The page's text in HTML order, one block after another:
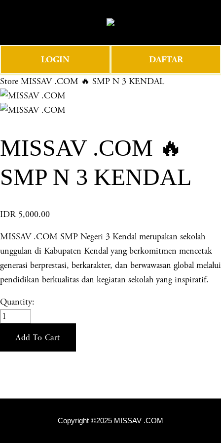
e
e
n
u
LOGIN DAFTAR
Store MISSAV .COM 🔥 SMP N 3 KENDAL
MISSAV .COM 🔥
SMP N 3 KENDAL
IDR 5,000.00
MISSAV .COM SMP Negeri 3 Kendal merupakan sekolah
unggulan di Kabupaten Kendal yang berkomitmen mencetak
generasi berprestasi, berkarakter, dan berwawasan global melalui
pendidikan berkualitas dan kegiatan sekolah yang inspiratif.
Quantity:
Add To Cart
Copyright ©2025 MISSAV .COM